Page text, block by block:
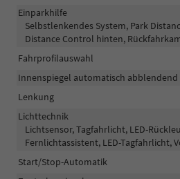
Einparkhilfe
Selbstlenkendes System, Park
Distance Control hinten,
Fahrprofilauswahl
Innenspiegel automatisch abblendend
Lenkung
Lichttechnik
Lichtsensor, Tagfahrlicht, LED-
Fernlichtassistent, LED-Tagfahrlicht,
Start/Stop-Automatik